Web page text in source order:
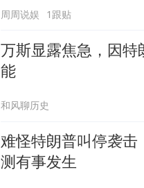
周周说娱 1跟贴
万斯显露焦急，因
能
和风聊历史
难怪特朗普叫停袭
测有事发生